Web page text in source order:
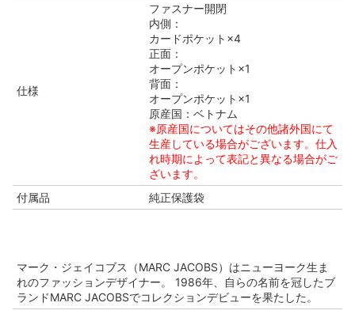
仕様
ファスナー開閉
内側：
カードポケット×4
正面：
オープンポケット×1
背面：
オープンポケット×1
原産国：ベトナム
※原産国についてはその他諸外国にて
生産している場合がございます。仕入
れ時期によって表記と異なる場合がご
ざいます。
付属品
純正保護袋
マーク・ジェイコブス（MARC JACOBS）はニューヨーク生ま
れのファッションデザイナー。 1986年、自らの名前を冠したブ
ランドMARC JACOBSでコレクションデビューを果たした。